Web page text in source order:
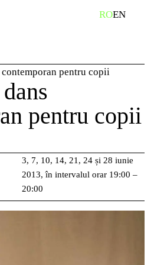
ROEN
pentru copii
pentru copii
3, 7, 10, 14, 21, 24 și 28 iunie
2013, în intervalul orar 19:00 –
20:00